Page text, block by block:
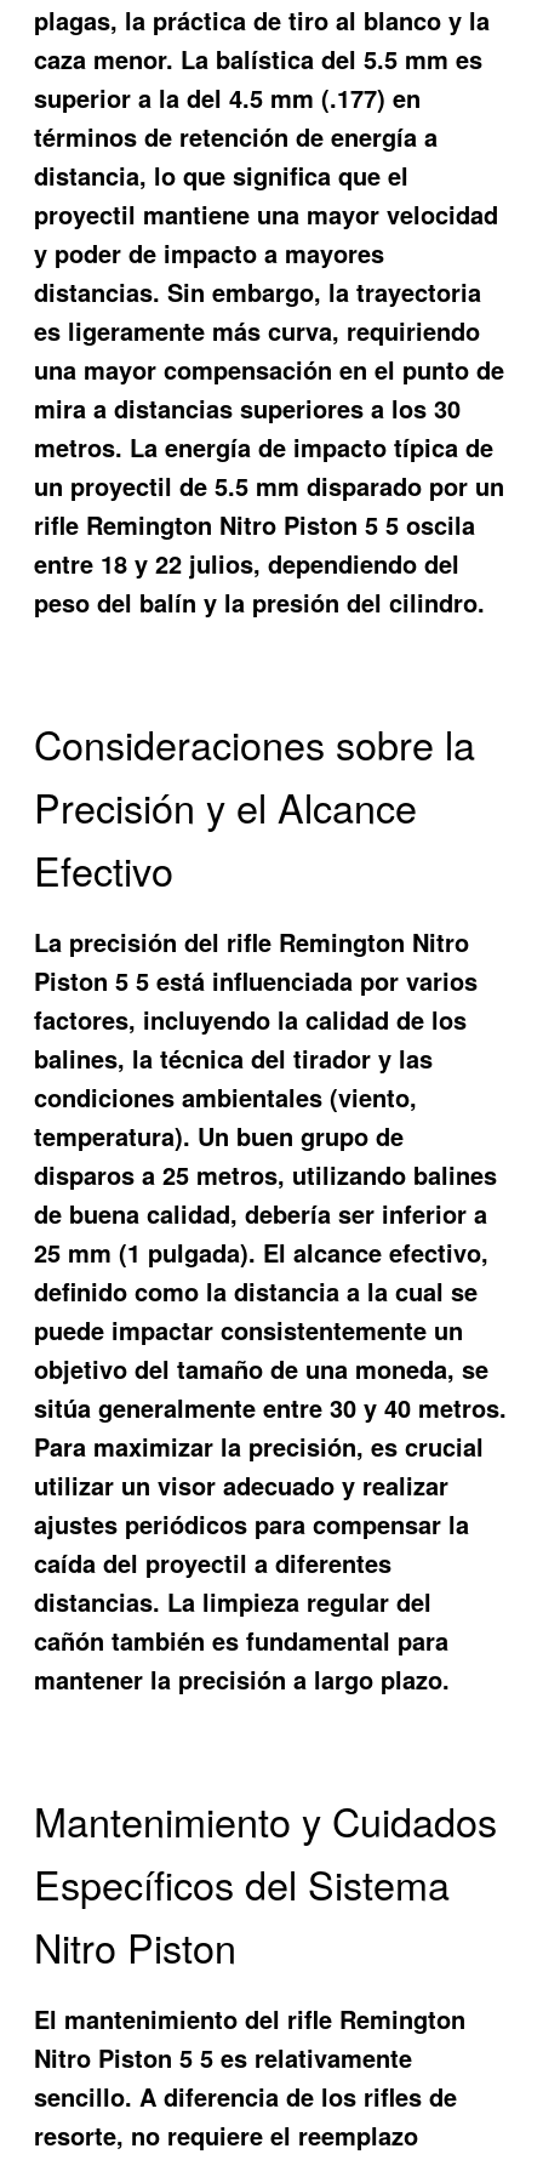
plagas, la práctica de tiro al blanco y la
caza menor. La balística del 5.5 mm es
superior a la del 4.5 mm (.177) en
términos de retención de energía a
distancia, lo que significa que el
proyectil mantiene una mayor velocidad
y poder de impacto a mayores
distancias. Sin embargo, la trayectoria
es ligeramente más curva, requiriendo
una mayor compensación en el punto de
mira a distancias superiores a los 30
metros. La energía de impacto típica de
un proyectil de 5.5 mm disparado por un
rifle Remington Nitro Piston 5 5 oscila
entre 18 y 22 julios, dependiendo del
peso del balín y la presión del cilindro.
Consideraciones sobre la
Precisión y el Alcance
Efectivo
La precisión del rifle Remington Nitro
Piston 5 5 está influenciada por varios
factores, incluyendo la calidad de los
balines, la técnica del tirador y las
condiciones ambientales (viento,
temperatura). Un buen grupo de
disparos a 25 metros, utilizando balines
de buena calidad, debería ser inferior a
25 mm (1 pulgada). El alcance efectivo,
definido como la distancia a la cual se
puede impactar consistentemente un
objetivo del tamaño de una moneda, se
sitúa generalmente entre 30 y 40 metros.
Para maximizar la precisión, es crucial
utilizar un visor adecuado y realizar
ajustes periódicos para compensar la
caída del proyectil a diferentes
distancias. La limpieza regular del
cañón también es fundamental para
mantener la precisión a largo plazo.
Mantenimiento y Cuidados
Específicos del Sistema
Nitro Piston
El mantenimiento del rifle Remington
Nitro Piston 5 5 es relativamente
sencillo. A diferencia de los rifles de
resorte, no requiere el reemplazo